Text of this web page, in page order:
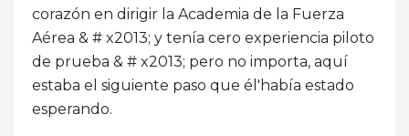
corazón en dirigir la Academia de la Fuerza
Aérea & # x2013; y tenía cero experiencia piloto
de prueba & # x2013; pero no importa, aquí
estaba el siguiente paso que él'había estado
esperando.